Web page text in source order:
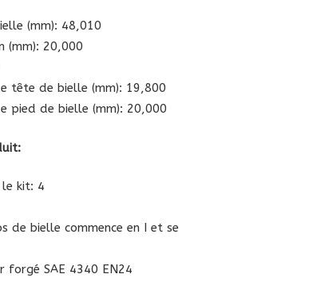
(mm): 48,010
(mm): 20,000
tête de bielle (mm): 19,800
pied de bielle (mm): 20,000
kit: 4
de bielle commence en I et se
forgé SAE 4340 EN24